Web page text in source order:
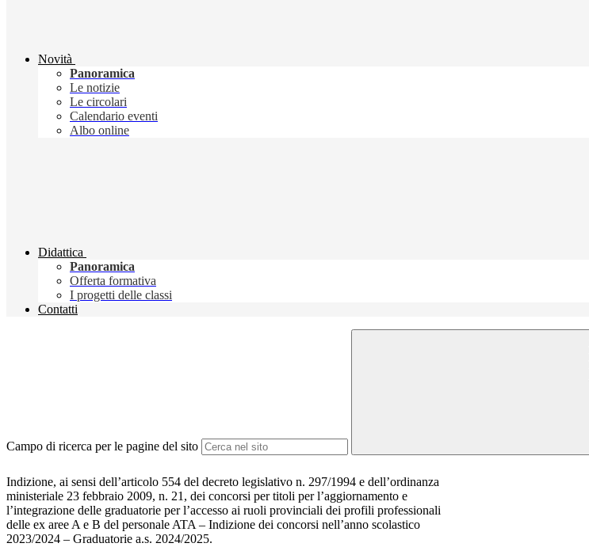
Novità
Panoramica
Le notizie
Le circolari
Calendario eventi
Albo online
Didattica
Panoramica
Offerta formativa
I progetti delle classi
Contatti
Campo di ricerca per le pagine del sito
Indizione, ai sensi dell’articolo 554 del decreto legislativo n. 297/1994 e dell’ordinanza
ministeriale 23 febbraio 2009, n. 21, dei concorsi per titoli per l’aggiornamento e
l’integrazione delle graduatorie per l’accesso ai ruoli provinciali dei profili professionali
delle ex aree A e B del personale ATA – Indizione dei concorsi nell’anno scolastico
2023/2024 – Graduatorie a.s. 2024/2025.